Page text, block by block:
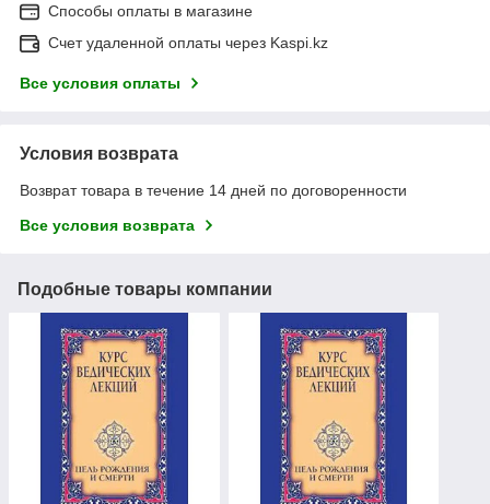
Способы оплаты в магазине
Счет удаленной оплаты через Kaspi.kz
Все условия оплаты
Условия возврата
Возврат товара в течение 14 дней по договоренности
Все условия возврата
Подобные товары компании